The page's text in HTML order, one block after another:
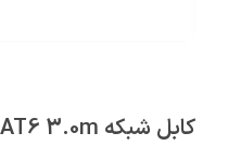
کابل شبکه CAT6 3.0m